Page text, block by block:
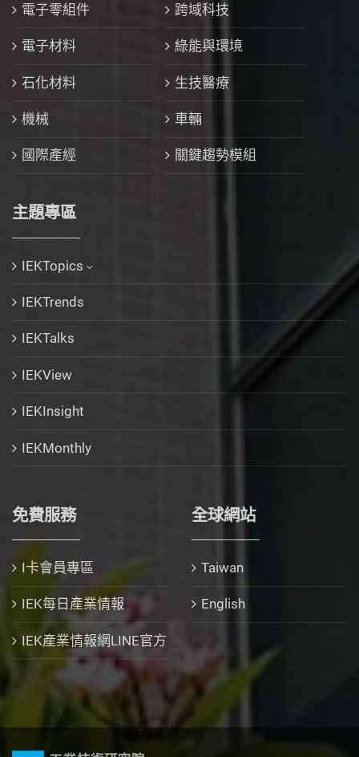
電子零組件 跨域科技
電子材料 綠能與環境
石化材料 生技醫療
機械 車輛
國際產經 關鍵趨勢模組
主題專區
IEKTopics
IEKTrends
IEKTalks
IEKView
IEKInsight
IEKMonthly
免費服務
I卡會員專區
IEK每日產業情報
IEK產業情報網LINE官方
全球網站
Taiwan
English